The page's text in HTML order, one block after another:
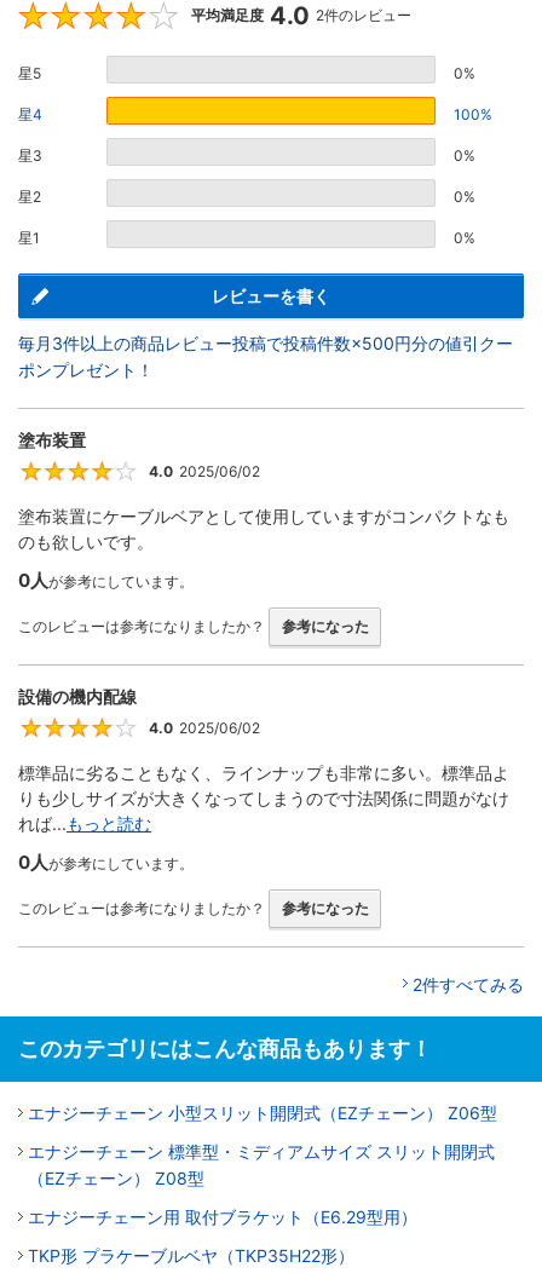
4
平均満足度 4.0 2件のレビュー
星5 0%
星4 100%
星3 0%
星2 0%
星1 0%
レビューを書く
毎月3件以上の商品レビュー投稿で投稿件数×500円分の値引クー
ポンプレゼント！
塗布装置
4
4.0 2025/06/02
塗布装置にケーブルベアとして使用していますがコンパクトなも
のも欲しいです。
0人が参考にしています。
このレビューは参考になりましたか？ 参考になった
設備の機内配線
4
4.0 2025/06/02
標準品に劣ることもなく、ラインナップも非常に多い。標準品よ
りも少しサイズが大きくなってしまうので寸法関係に問題がなけ
れば...もっと読む
0人が参考にしています。
このレビューは参考になりましたか？ 参考になった
2件すべてみる
このカテゴリにはこんな商品もあります！
エナジーチェーン 小型スリット開閉式（EZチェーン） Z06型
エナジーチェーン 標準型・ミディアムサイズ スリット開閉式
（EZチェーン） Z08型
エナジーチェーン用 取付ブラケット（E6.29型用）
TKP形 プラケーブルベヤ（TKP35H22形）